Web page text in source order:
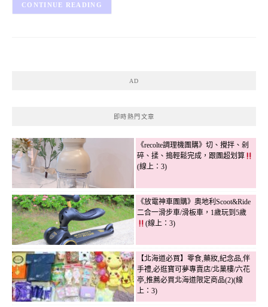
CONTINUE READING
AD
即時熱門文章
《recolte調理機團購》切、攪拌、剁
碎、揉、搗輕鬆完成，跟團超划算
(線上：3)
《放電神車團購》奧地利Scoot&Ride
二合一滑步車/滑板車，1歲玩到5歲
(線上：3)
【北海道必買】零食,藥妝,紀念品,伴
手禮,必逛寶可夢專賣店/北菓樓/六花
亭,推薦必買北海道限定商品(2)(線
上：3)